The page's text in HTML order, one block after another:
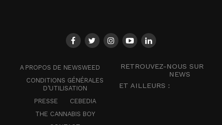
A PROPOS DE NEWSWEED
CONDITIONS GÉNÉRALES
D’UTILISATION
PRESSE
CEBEDIA
THE CANNABIS BOY
RETROUVEZ-NOUS SUR
NEWS
ET AILLEURS :